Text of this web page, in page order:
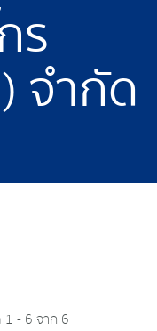
ร
จำกัด
- 6 จาก 6